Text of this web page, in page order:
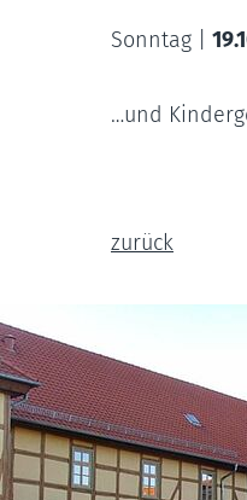
Sonntag |
…und
zurück